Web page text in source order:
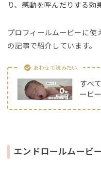
り、感動を呼んだりする効
プロフィールムービーに使
の記事で紹介しています。
あわせて読みたい
すべ
ービ
エンドロールムービー